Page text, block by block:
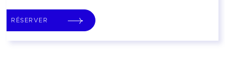
RÉSERVER